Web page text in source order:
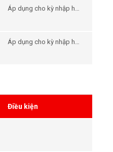
Áp dụng cho kỳ nhập học
Áp dụng cho kỳ nhập học
Điều kiện